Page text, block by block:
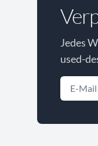
Jedes
used-